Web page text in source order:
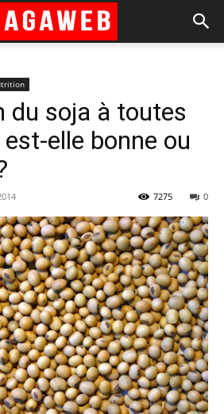
du soja à toutes
elle bonne ou
0
7275